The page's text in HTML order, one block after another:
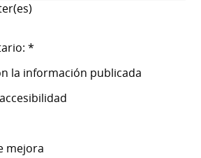
*
la información publicada
mejora